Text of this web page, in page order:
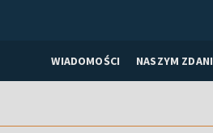
WIADOMOŚCI NASZYM